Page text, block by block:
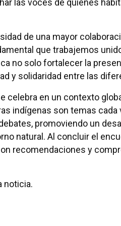
las voces de quienes
de una mayor
que trabajemos
no solo fortalecer la
y solidaridad entre las
celebra en un contexto
indígenas son temas cada
promoviendo un
natural. Al concluir el
recomendaciones y
noticia.